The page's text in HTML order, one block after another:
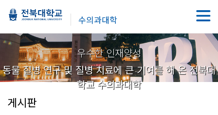
수의과대학
우수한 인재양성
동물 질병 연구 및 질병 치료에 큰 기여를 해 온 전북대
학교 수의과대학
게시판